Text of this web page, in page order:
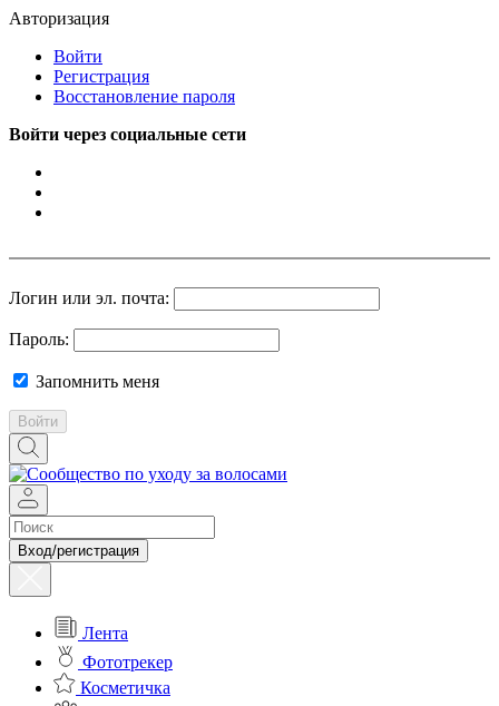
Авторизация
Войти
Регистрация
Восстановление пароля
Войти через социальные сети
Логин или эл. почта:
Пароль:
Запомнить меня
Войти
Вход/регистрация
Лента
Фототрекер
Косметичка